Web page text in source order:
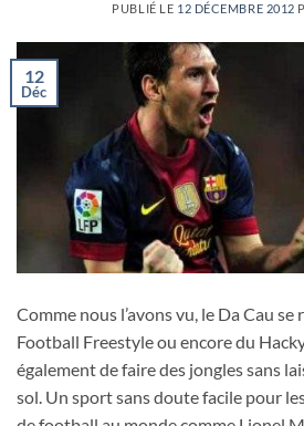
PUBLIÉ LE 12 DÉCEMBRE 2012
12
Déc
Comme nous l’avons vu, le Da Cau
Football Freestyle ou encore du Hacky
également de faire des jongles sans
sol. Un sport sans doute facile pour